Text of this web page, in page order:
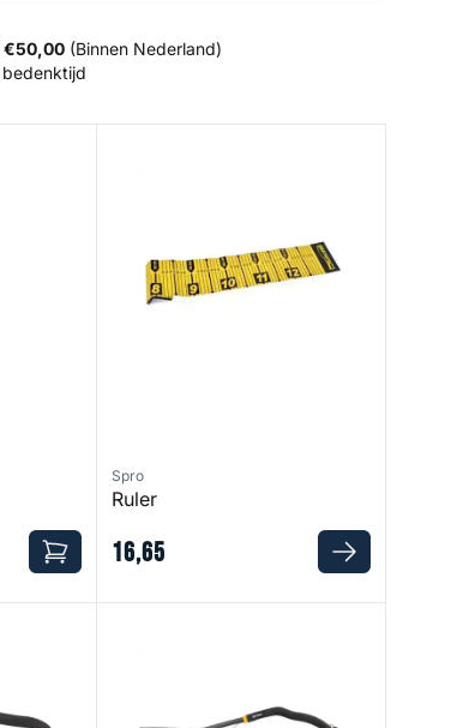
€50,00(Binnen Nederland)
bedenktijd
Spro
Ruler
16,65